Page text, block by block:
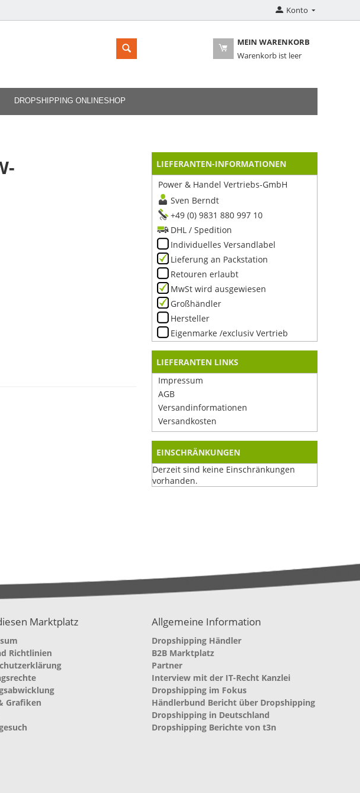
Konto
MEIN WARENKORB
Warenkorb ist leer
DROPSHIPPING ONLINESHOP
LIEFERANTEN-INFORMATIONEN
Power & Handel Vertriebs-GmbH
Sven Berndt
+49 (0) 9831 880 997 10
DHL / Spedition
Individuelles Versandlabel
Lieferung an Packstation
Retouren erlaubt
MwSt wird ausgewiesen
Großhändler
Hersteller
Eigenmarke /exclusiv Vertrieb
LIEFERANTEN LINKS
Impressum
AGB
Versandinformationen
Versandkosten
EINSCHRÄNKUNGEN
Derzeit sind keine Einschränkungen
vorhanden.
Marktplatz
Richtlinien
Grafiken
Allgemeine Information
Dropshipping Händler
B2B Marktplatz
Partner
Interview mit der IT-Recht Kanzlei
Dropshipping im Fokus
Händlerbund Bericht über Dropshipping
Dropshipping in Deutschland
Dropshipping Berichte von t3n